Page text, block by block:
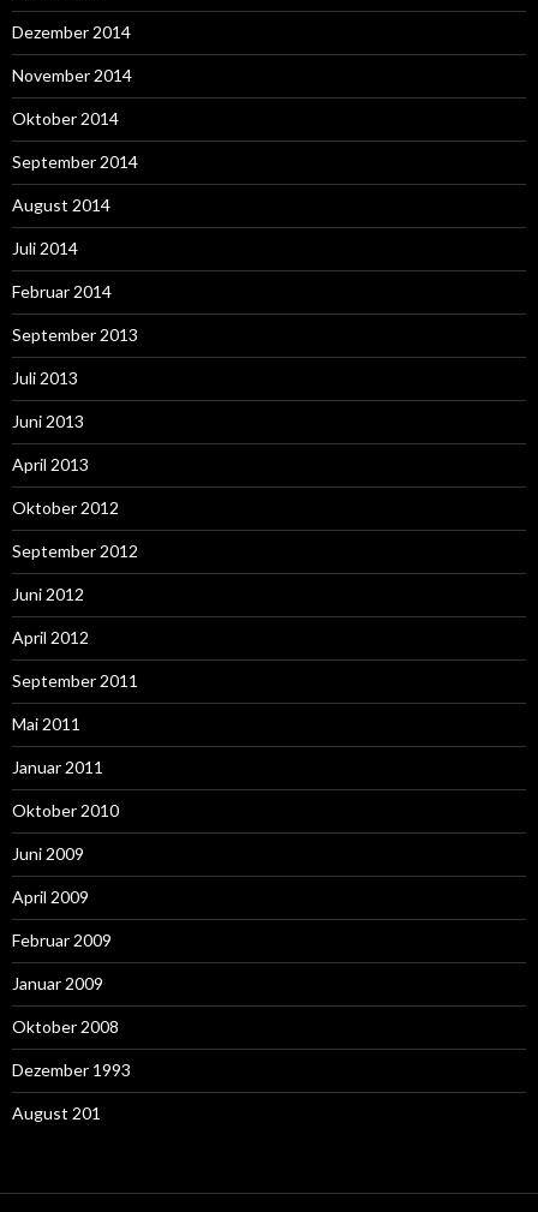
Dezember 2014
November 2014
Oktober 2014
September 2014
August 2014
Juli 2014
Februar 2014
September 2013
Juli 2013
Juni 2013
April 2013
Oktober 2012
September 2012
Juni 2012
April 2012
September 2011
Mai 2011
Januar 2011
Oktober 2010
Juni 2009
April 2009
Februar 2009
Januar 2009
Oktober 2008
Dezember 1993
August 201